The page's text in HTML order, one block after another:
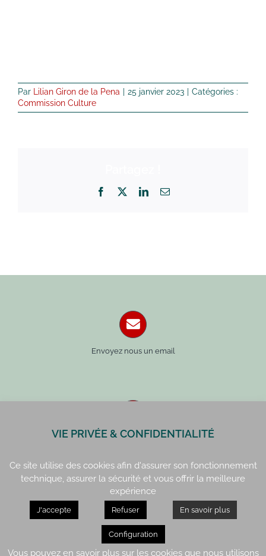
Par Lilian Giron de la Pena 25 janvier 2023
Catégories :
Commission Culture
Facebook LinkedInEmail
Envoyez nous un email
Paris : 01 42 34 14 59
Rennes : 21, quai Lamennais
VIE PRIVÉE & CONFIDENTIALITÉ
Ce site utilise des cookies afin d'assurer son fonctionnement
technique, assurer la sécurité et vous offrir la meilleure
expérience
J'accepte Refuser En savoir plus
Configuration
Vous pouvez en savoir plus sur les cookies que nous utilisons